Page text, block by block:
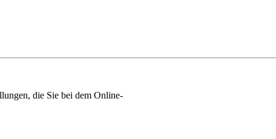
die Sie bei dem Online-